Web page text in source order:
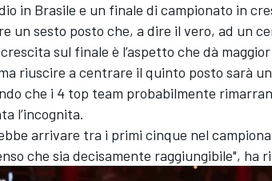
GT
in Brasile e un finale di campionato in
un sesto posto che, a dire il vero, ad un
sul finale è l’aspetto che dà
riuscire a centrare il quinto posto sarà
che i 4 top team probabilmente
l’incognita.
arrivare tra i primi cinque nel
che sia decisamente raggiungibile", ha